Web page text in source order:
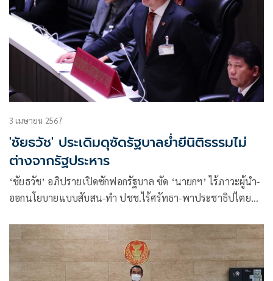
3 เมษายน 2567
'ชัยธวัช' ประเดิมดุซัดรัฐบาลย่ำยีนิติธรรมไม่
ต่างจากรัฐประหาร
‘ชัยธวัช’ อภิปรายเปิดซักฟอกรัฐบาล ซัด ‘นายกฯ’ ไร้ภาวะผู้นำ-
ออกนโยบายแบบสับสน-ทำ ปชช.ไร้ศรัทธา-พาประชาธิปไตย